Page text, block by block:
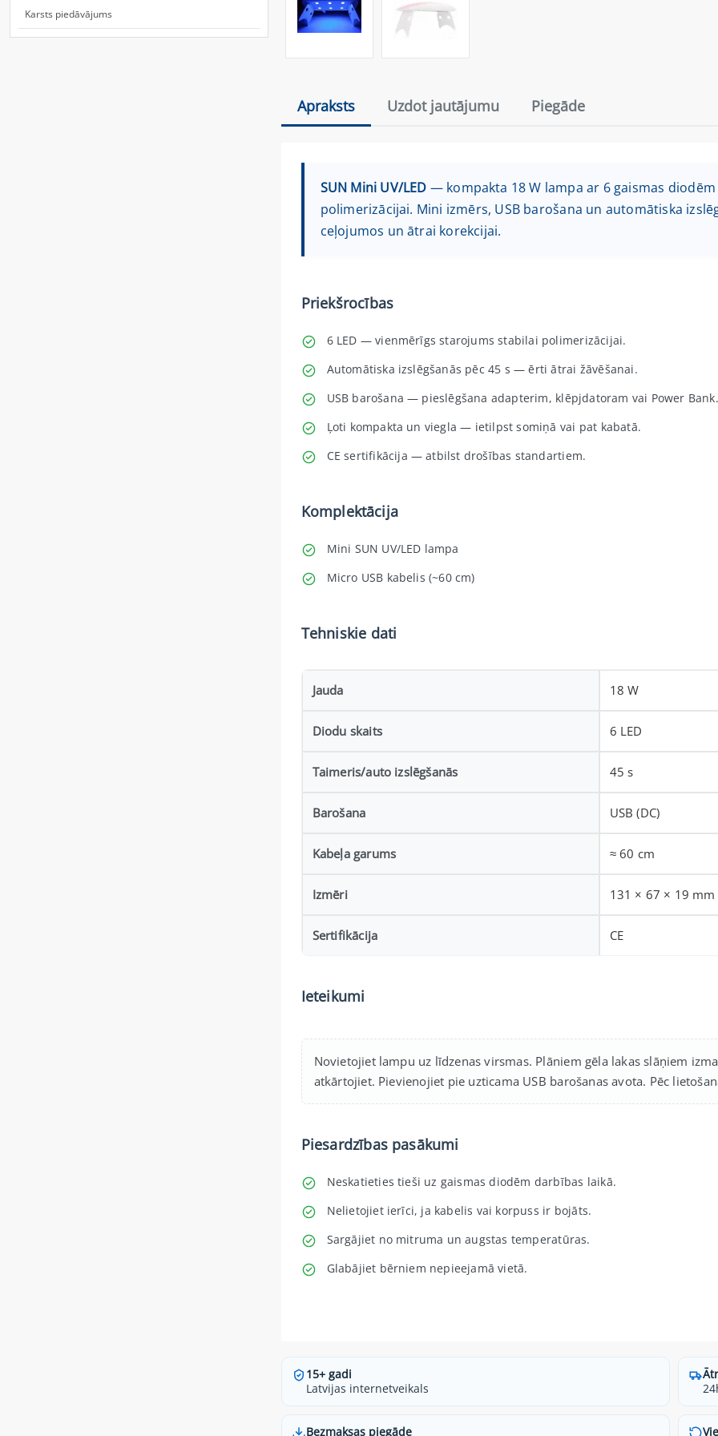
Karsts piedāvājums
Apraksts Uzdot jautājumu Piegāde
SUN Mini UV/LED — kompakta 18 W lampa ar 6 gaismas
polimerizācijai. Mini izmērs, USB barošana un automātiska
ceļojumos un ātrai korekcijai.
Priekšrocības
6 LED — vienmērīgs starojums stabilai polimerizācijai.
Automātiska izslēgšanās pēc 45 s — ērti ātrai žāvēšanai.
USB barošana — pieslēgšana adapterim, klēpjdatoram vai Power Bank.
Ļoti kompakta un viegla — ietilpst somiņā vai pat kabatā.
CE sertifikācija — atbilst drošības standartiem.
Komplektācija
Mini SUN UV/LED lampa
Micro USB kabelis (~60 cm)
Tehniskie dati
Jauda 18 W
Diodu skaits 6 LED
Taimeris/auto izslēgšanās 45 s
Barošana USB (DC)
Kabeļa garums ≈ 60 cm
Izmēri 131 × 67 × 19 mm
Sertifikācija CE
Ieteikumi
Novietojiet lampu uz līdzenas virsmas. Plāniem gēla lakas slāņiem
atkārtojiet. Pievienojiet pie uzticama USB barošanas avota. Pēc
Piesardzības pasākumi
Neskatieties tieši uz gaismas diodēm darbības laikā.
Nelietojiet ierīci, ja kabelis vai korpuss ir bojāts.
Sargājiet no mitruma un augstas temperatūras.
Glabājiet bērniem nepieejamā vietā.
15+ gadi
Latvijas internetveikals
Bezmaksas piegāde